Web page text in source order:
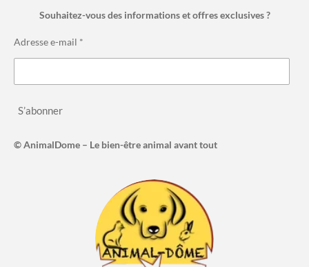
Souhaitez-vous des informations et offres exclusives ?
Adresse e-mail *
S’abonner
© AnimalDome – Le bien-être animal avant tout